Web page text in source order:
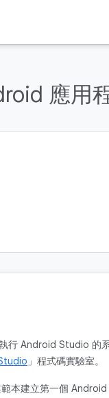
應用
行 Android Studio 的
」程式碼實驗室。
本建立第一個